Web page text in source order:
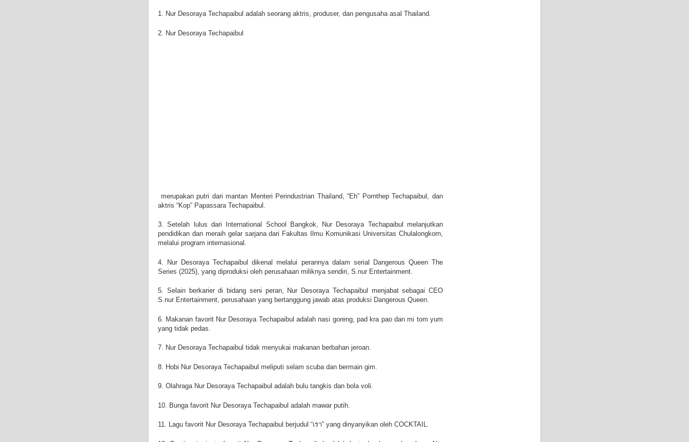
1. Nur Desoraya Techapaibul adalah seorang aktris, produser, dan pengusaha asal Thailand.
2. Nur Desoraya Techapaibul
merupakan putri dari mantan Menteri Perindustrian Thailand, “Eh” Pornthep Techapaibul, dan
aktris “Kop” Papassara Techapaibul.
3. Setelah lulus dari International School Bangkok, Nur Desoraya Techapaibul
melanjutkan
pendidikan dan meraih gelar sarjana dari Fakultas Ilmu Komunikasi Universitas Chulalongkorn,
melalui program internasional.
4. Nur Desoraya Techapaibul
dikenal melalui perannya dalam serial Dangerous Queen The
Series (2025), yang diproduksi oleh perusahaan miliknya sendiri, S.nur Entertainment.
5. Selain berkarier di bidang seni peran, Nur Desoraya Techapaibul
menjabat sebagai CEO
S.nur Entertainment, perusahaan yang bertanggung jawab atas produksi Dangerous Queen.
6. Makanan favorit Nur Desoraya Techapaibul adalah nasi goreng, pad kra pao dan mi tom yum
yang tidak pedas.
7. Nur Desoraya Techapaibul tidak menyukai makanan berbahan jeroan.
8. Hobi Nur Desoraya Techapaibul meliputi selam scuba dan bermain gim.
9. Olahraga Nur Desoraya Techapaibul adalah bulu tangkis dan bola voli.
10. Bunga favorit Nur Desoraya Techapaibul adalah mawar putih.
11. Lagu favorit Nur Desoraya Techapaibul berjudul “เรา” yang dinyanyikan oleh COCKTAIL.